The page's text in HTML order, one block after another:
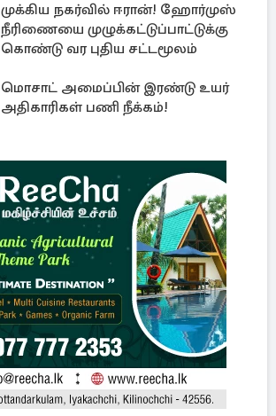
முக்கிய நகர்வில் ஈரான்! ஹோர்முஸ்
நீரிணையை முழுக்கட்டுப்பாட்டுக்கு
கொண்டு வர புதிய சட்டமூலம்
மொசாட் அமைப்பின் இரண்டு உயர்
அதிகாரிகள் பணி நீக்கம்!